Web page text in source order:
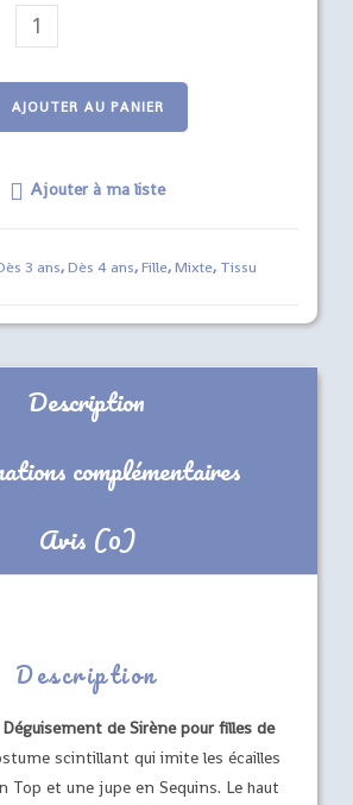
Déguisement
de
Sirène
ans
AJOUTER AU PANIER
Ajouter à ma liste
3 ans,Dès 4 ans,Fille,Mixte, Tissu
Description
complémentaires
Avis (0)
Description
Déguisement de Sirène pour filles de
scintillant qui imite les écailles
Top et une jupe en Sequins. Le haut